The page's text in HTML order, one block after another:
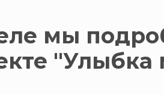
мы
"Улыбка